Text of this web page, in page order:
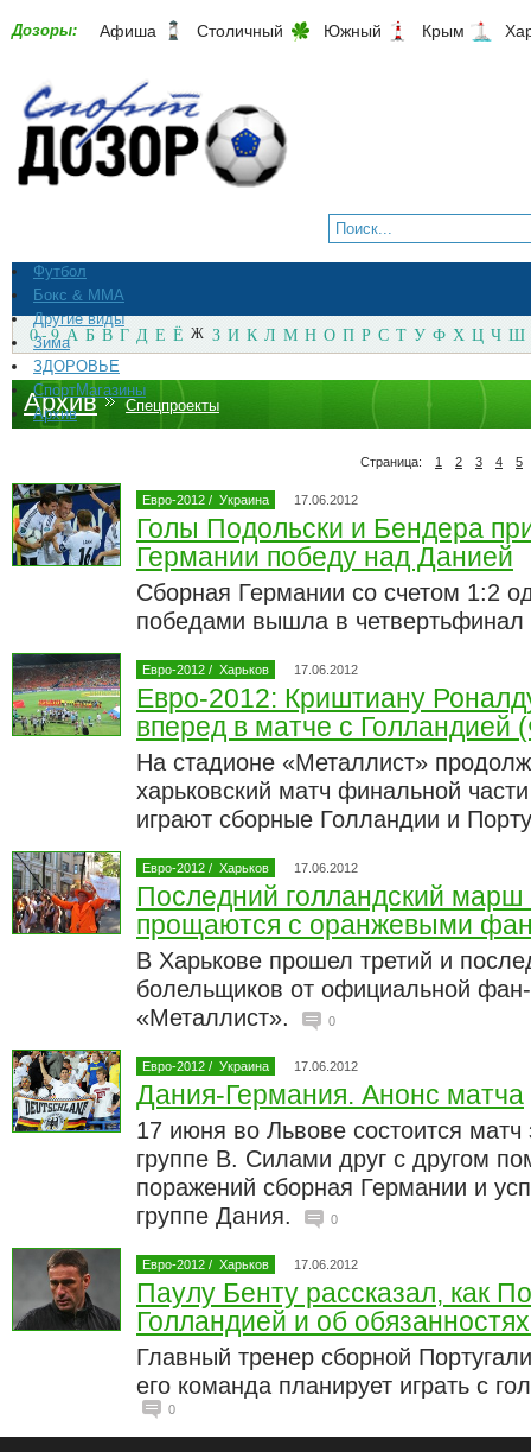
Дозоры: Афиша Столичный Южный Крым
Футбол
Бокс & ММА
Другие виды
Зима
ЗДОРОВЬЕ
СпортМагазины
Архив
0 - 9 А Б В Г Д Е Ё Ж З И К Л М Н О П Р С Т У Ф Х Ц Ч Ш
Архив Спецпроекты
Страница: 1 2 3 4 5
Евро-2012 / Украина 17.06.2012
Голы Подольски и Бендера
Германии победу над Данией
Сборная Германии со счетом 1:2
победами вышла в
Евро-2012 / Харьков 17.06.2012
Евро-2012: Криштиану
вперед в матче с
На стадионе «Металлист»
харьковский матч финальной
играют сборные Голландии и
Евро-2012 / Харьков 17.06.2012
Последний голландский марш
прощаются с оранжевыми
В Харькове прошел третий и
болельщиков от официальной
«Металлист».
0
Евро-2012 / Украина 17.06.2012
Дания-Германия. Анонс матча
17 июня во Львове состоится матч
группе В. Силами друг с другом
поражений сборная Германии и
группе Дания.
0
Евро-2012 / Харьков 17.06.2012
Паулу Бенту рассказал, как
Голландией и об
Главный тренер сборной
его команда планирует играть с
0